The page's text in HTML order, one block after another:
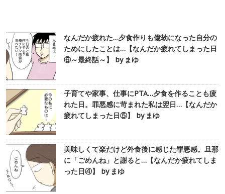
なんだか疲れた…夕食作りも億劫になった自分の
ためにしたことは…【なんだか疲れてしまった日
⑥～最終話～】 by まゆ
子育てや家事、仕事にPTA…夕食を作ることも疲
れた日。罪悪感に苛まれた私は翌日…【なんだか
疲れてしまった日⑤】 by まゆ
美味しくて楽だけど外食後に感じた罪悪感。旦那
に「ごめんね」と謝ると…【なんだか疲れてしま
った日④】 by まゆ